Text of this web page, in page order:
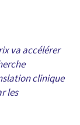
va accélérer
clinique
les